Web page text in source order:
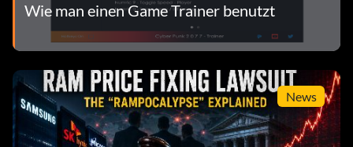
Wie man einen Game Trainer benutzt
News